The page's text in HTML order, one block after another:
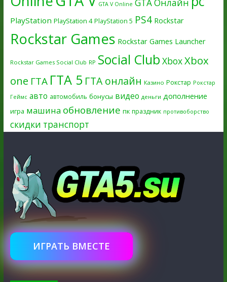
GTA V Online GTA Онлайн
PlayStation PlayStation 4 PlayStation 5 PS4 Rockstar
Rockstar Games Rockstar Games Launcher
Rockstar Games Social Club RP Social Club XboxXbox
one ГТА ГТА 5 ГТА онлайн Казино Рокстар Рокстар
Геймс авто автомобиль бонусы видео деньги дополнение
игра машина обновление пк праздник противоборство
скидки транспорт
ИГРАТЬ ВМЕСТЕ